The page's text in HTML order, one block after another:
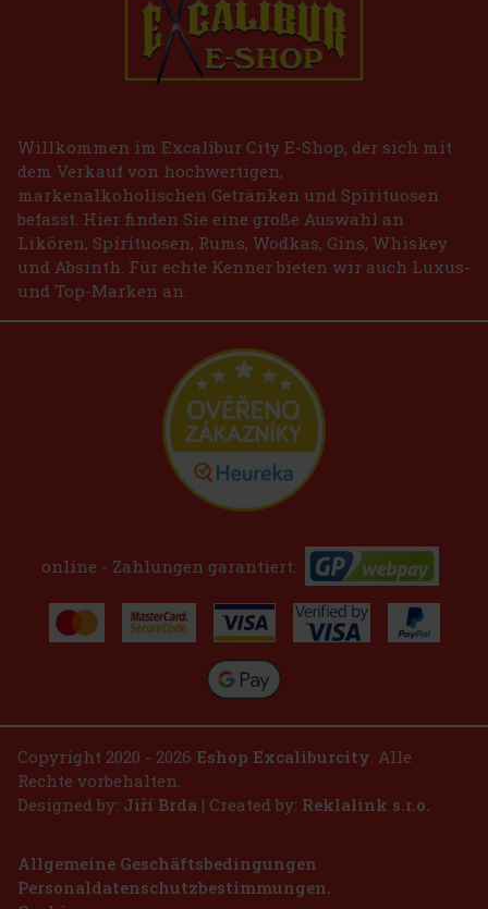
Willkommen im Excalibur City E-Shop, der sich mit
dem Verkauf von hochwertigen,
markenalkoholischen Getränken und Spirituosen
befasst. Hier finden Sie eine große Auswahl an
Likören, Spirituosen, Rums, Wodkas, Gins, Whiskey
und Absinth. Für echte Kenner bieten wir auch Luxus-
und Top-Marken an.
online - Zahlungen garantiert:
Copyright 2020 - 2026 Eshop Excaliburcity . Alle
Rechte vorbehalten.
Designed by: Jiří Brda | Created by: Reklalink s.r.o.
Allgemeine Geschäftsbedingungen
Personaldatenschutzbestimmungen.